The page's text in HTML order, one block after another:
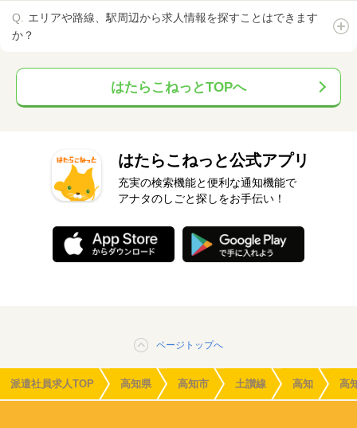
エリアや路線、駅周辺から求人情報を探すことはできます
か？
はたらこねっとTOPへ
はたらこねっと公式アプリ
充実の検索機能と便利な通知機能で
アナタのしごと探しをお手伝い！
ページトップへ
派遣社員求人TOP 高知県 高知市 土讃線 高知 高